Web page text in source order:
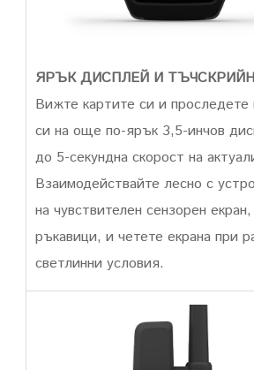
ЯРЪК ДИСПЛЕЙ И ТЪЧСКРИЙН
Вижте картите си и проследете
си на още по-ярък 3,5-инчов
до 5-секундна скорост на
Взаимодействайте лесно с
на чувствителен сензорен
ръкавици, и четете екрана при
светлинни условия.